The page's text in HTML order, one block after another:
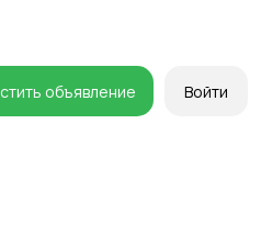
объявление Войти